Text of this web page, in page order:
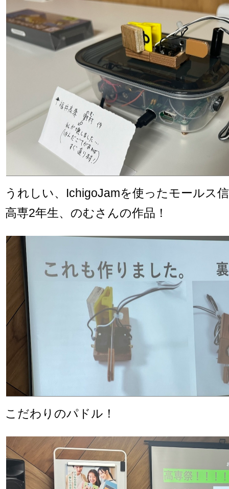
うれしい、IchigoJamを使ったモールス
高専2年生、のむさんの作品！
こだわりのパドル！